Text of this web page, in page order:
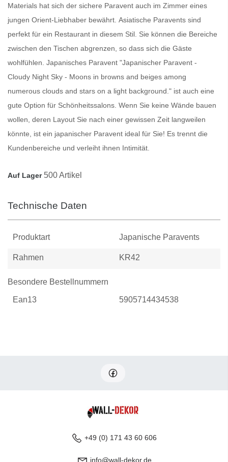
Materials hat sich der sichere Paravent auch im Zimmer eines
jungen Orient-Liebhaber bewährt. Asiatische Paravents sind
perfekt für ein Restaurant in diesem Stil. Sie können die Bereiche
zwischen den Tischen abgrenzen, so dass sich die Gäste
wohlfühlen. Japanisches Paravent "Japanischer Paravent -
Cloudy Night Sky - Moons in browns and beiges among
numerous clouds and stars on a light background." ist auch eine
gute Option für Schönheitssalons. Wenn Sie keine Wände bauen
wollen, deren Layout Sie nach einer gewissen Zeit langweilen
könnte, ist ein japanischer Paravent ideal für Sie! Es trennt die
Kundenbereiche und verleiht ihnen Intimität.
Auf Lager 500 Artikel
Technische Daten
Produktart Japanische Paravents
Rahmen KR42
Besondere Bestellnummern
Ean13 5905714434538
+49 (0) 171 43 60 606
info@wall-dekor.de